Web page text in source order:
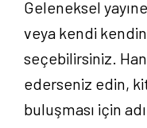
Geleneksel
veya kendi
seçebilirsiniz.
ederseniz edin,
buluşması için